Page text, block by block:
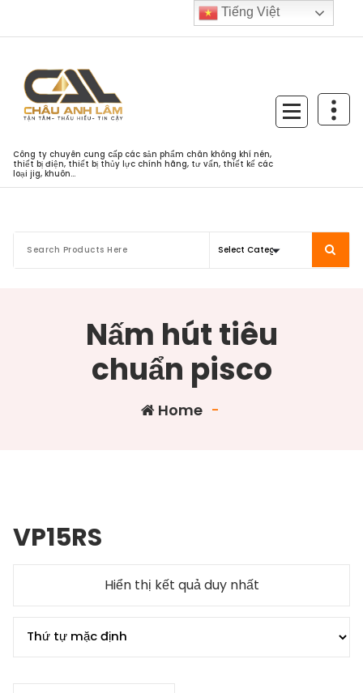
Công ty chuyên cung cấp các sản phẩm chân không khí nén,
thiết bị điện, thiết bị thủy lực chính hãng, tư vấn, thiết kế các
loại jig, khuôn...
Nấm hút tiêu
chuẩn pisco
Home -
VP15RS
Hiển thị kết quả duy nhất
Tiếng Việt